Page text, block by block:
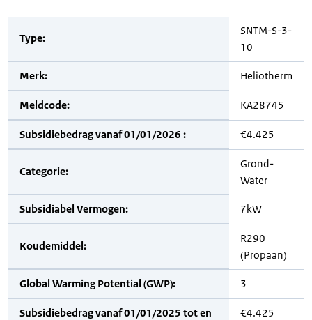
Type:
SNTM-S-3-
10
Merk: Heliotherm
Meldcode: KA28745
Subsidiebedrag vanaf 01/01/2026 : €4.425
Categorie:
Grond-
Water
Subsidiabel Vermogen: 7kW
Koudemiddel:
R290
(Propaan)
Global Warming Potential (GWP): 3
Subsidiebedrag vanaf 01/01/2025 tot en
€4.425